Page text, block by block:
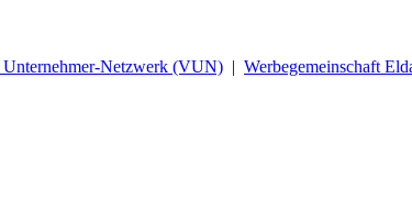
Unternehmer-Netzwerk (VUN) | Werbegemeinschaft